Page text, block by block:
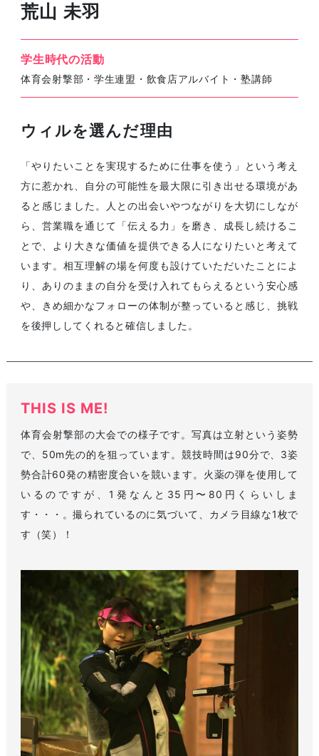
荒山 未羽
学生時代の活動
体育会射撃部・学生連盟・飲食店アルバイト・塾講師
ウィルを選んだ理由
「やりたいことを実現するために仕事を使う」という考え
方に惹かれ、自分の可能性を最大限に引き出せる環境があ
ると感じました。人との出会いやつながりを大切にしなが
ら、営業職を通じて「伝える力」を磨き、成長し続けるこ
とで、より大きな価値を提供できる人になりたいと考えて
います。相互理解の場を何度も設けていただいたことによ
り、ありのままの自分を受け入れてもらえるという安心感
や、きめ細かなフォローの体制が整っていると感じ、挑戦
を後押ししてくれると確信しました。
THIS IS ME!
体育会射撃部の大会での様子です。写真は立射という姿勢
で、50m先の的を狙っています。競技時間は90分で、3姿
勢合計60発の精密度合いを競います。火薬の弾を使用して
いるのですが、1発なんと35円〜80円くらいしま
す・・・。撮られているのに気づいて、カメラ目線な1枚で
す（笑）！